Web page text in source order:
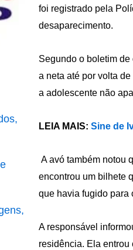
foi registrado pela
desaparecimento.
Segundo o boletim
a neta até por volta
a adolescente não
LEIA MAIS: Sine de
A avó também notou
encontrou um bilhete
que havia fugido para
A responsável
residência. Ela entrou